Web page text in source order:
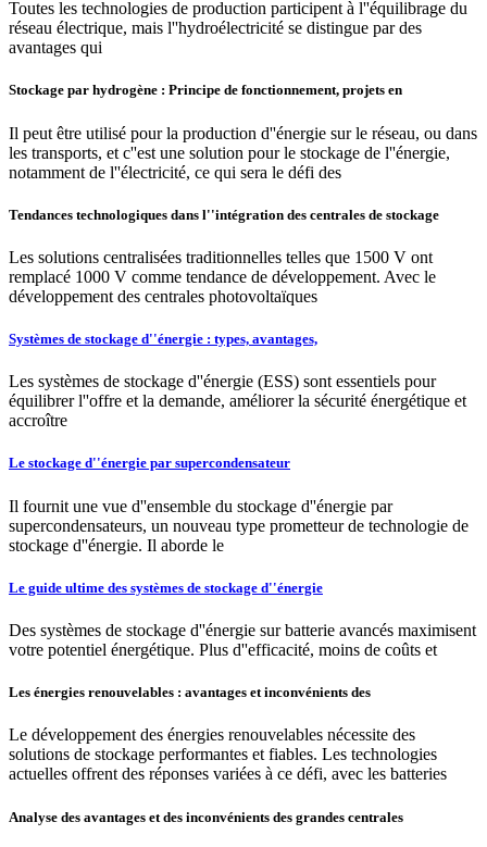
Toutes les technologies de production participent à l''équilibrage du
réseau électrique, mais l''hydroélectricité se distingue par des
avantages qui
Stockage par hydrogène : Principe de fonctionnement, projets en
Il peut être utilisé pour la production d''énergie sur le réseau, ou dans
les transports, et c''est une solution pour le stockage de l''énergie,
notamment de l''électricité, ce qui sera le défi des
Tendances technologiques dans l''intégration des centrales de stockage
Les solutions centralisées traditionnelles telles que 1500 V ont
remplacé 1000 V comme tendance de développement. Avec le
développement des centrales photovoltaïques
Systèmes de stockage d''énergie : types, avantages,
Les systèmes de stockage d''énergie (ESS) sont essentiels pour
équilibrer l''offre et la demande, améliorer la sécurité énergétique et
accroître
Le stockage d''énergie par supercondensateur
Il fournit une vue d''ensemble du stockage d''énergie par
supercondensateurs, un nouveau type prometteur de technologie de
stockage d''énergie. Il aborde le
Le guide ultime des systèmes de stockage d''énergie
Des systèmes de stockage d''énergie sur batterie avancés maximisent
votre potentiel énergétique. Plus d''efficacité, moins de coûts et
Les énergies renouvelables : avantages et inconvénients des
Le développement des énergies renouvelables nécessite des
solutions de stockage performantes et fiables. Les technologies
actuelles offrent des réponses variées à ce défi, avec les batteries
Analyse des avantages et des inconvénients des grandes centrales